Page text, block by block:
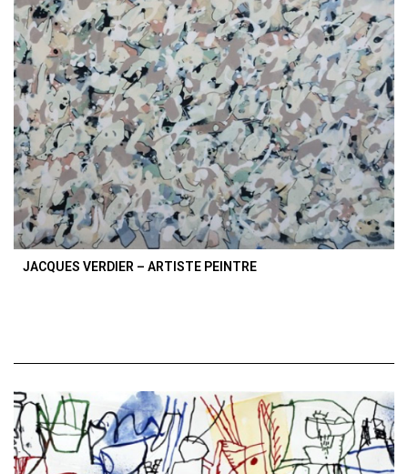
JACQUES VERDIER – ARTISTE PEINTRE